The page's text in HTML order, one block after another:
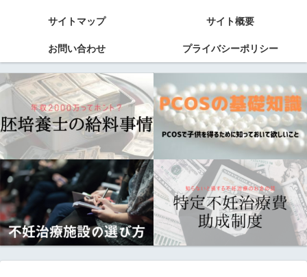
サイトマップ サイト概要
お問い合わせ プライバシーポリシー